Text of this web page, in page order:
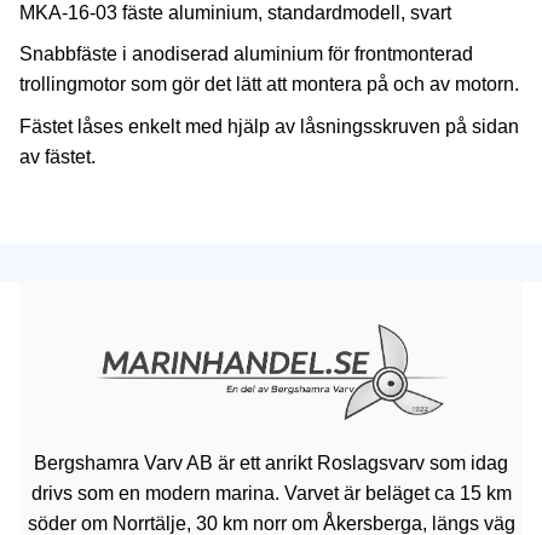
MKA-16-03 fäste aluminium, standardmodell, svart
Snabbfäste i anodiserad aluminium för frontmonterad
trollingmotor som gör det lätt att montera på och av motorn.
Fästet låses enkelt med hjälp av låsningsskruven på sidan
av fästet.
Bergshamra Varv AB är ett anrikt Roslagsvarv som idag
drivs som en modern marina. Varvet är beläget ca 15 km
söder om Norrtälje, 30 km norr om Åkersberga, längs väg